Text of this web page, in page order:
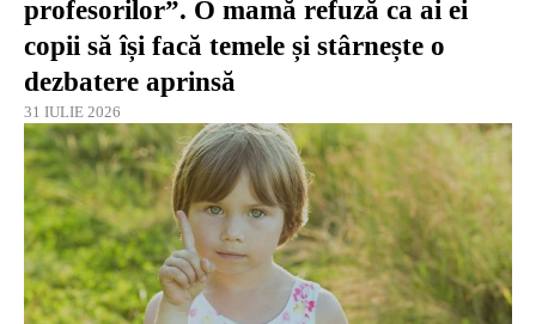
profesorilor”. O mamă refuză ca ai ei
copii să își facă temele și stârnește o
dezbatere aprinsă
31 IULIE 2026